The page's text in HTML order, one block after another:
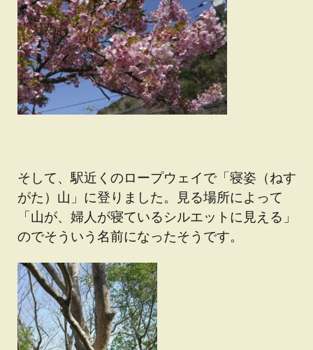
そして、駅近くのロープウェイで「寝姿（ねす
がた）山」に登りました。見る場所によって
「山が、婦人が寝ているシルエットに見える」
のでそういう名前になったそうです。